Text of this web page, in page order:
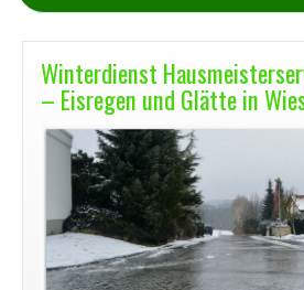
Winterdienst
– Eisregen und Glätte in